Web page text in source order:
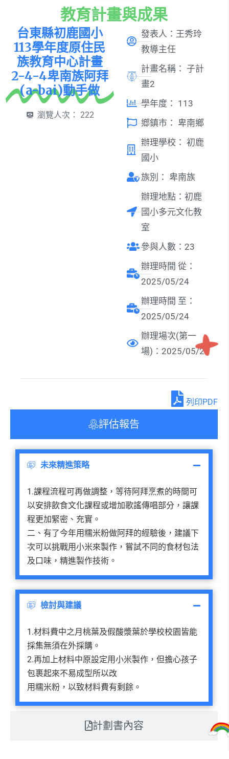
教育計畫與成果
台東縣初鹿國小
113學年度原住民
族教育中心計畫
2-4-4卑南族阿拜
(a-bai)動手做
瀏覽人次： 222
發表人：王秀玲
教導主任
計畫名稱： 子計
畫2
學年度： 113
鄉鎮市： 卑南鄉
辦理學校： 初鹿
國小
族別： 卑南族
辦理地點：初鹿
國小多元文化教
室
參與人數：23
辦理時間 從：
2025/05/24
辦理時間 至：
2025/05/24
辦理場次(第一
場)：2025/05/24
列印PDF
評估報告
計劃書內容
未來精進策略
1.課程流程可再做調整，等待阿拜烹煮的時間可
以安排飲食文化課程或增加歌謠傳唱部分，讓課
程更加緊密、充實。
二、有了今年用糯米粉做阿拜的經驗後，建議下
次可以挑戰用小米來製作，嘗試不同的食材包法
及口味，精進製作技術。
檢討與建議
1.材料費中之月桃葉及假酸漿葉於學校校園皆能
採集無須在外採購。
2.再加上材料中原設定用小米製作，但擔心孩子
包裹起來不易成型所以改
用糯米粉，以致材料費有剩餘。